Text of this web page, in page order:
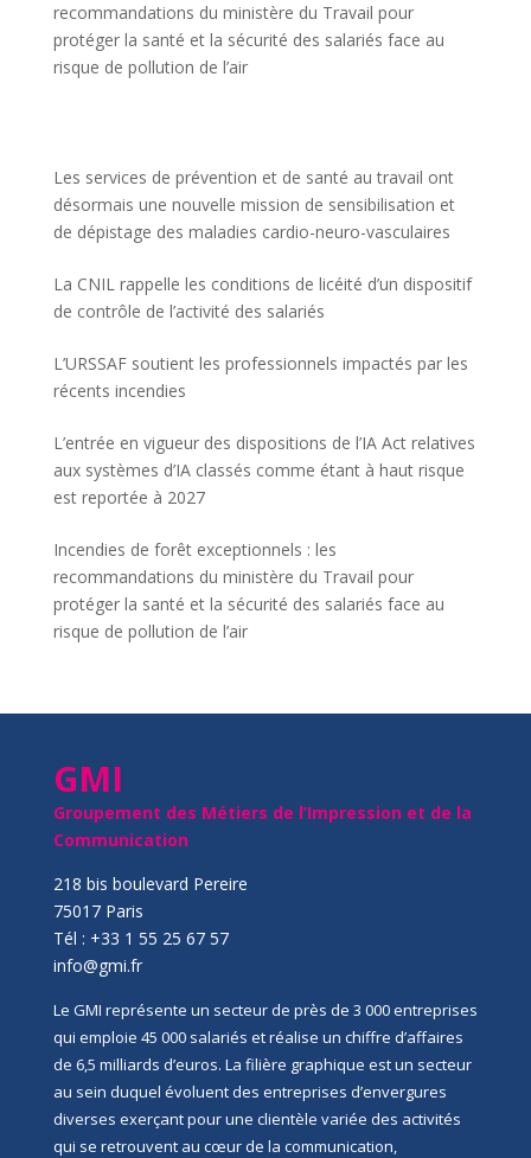
recommandations du ministère du Travail pour
protéger la santé et la sécurité des salariés face au
risque de pollution de l’air
Les services de prévention et de santé au travail ont
désormais une nouvelle mission de sensibilisation et
de dépistage des maladies cardio-neuro-vasculaires
La CNIL rappelle les conditions de licéité d’un dispositif
de contrôle de l’activité des salariés
L’URSSAF soutient les professionnels impactés par les
récents incendies
L’entrée en vigueur des dispositions de l’IA Act relatives
aux systèmes d’IA classés comme étant à haut risque
est reportée à 2027
Incendies de forêt exceptionnels : les
recommandations du ministère du Travail pour
protéger la santé et la sécurité des salariés face au
risque de pollution de l’air
GMI
Groupement des Métiers de l’Impression et de la
Communication
218 bis boulevard Pereire
75017 Paris
Tél : +33 1 55 25 67 57
info@gmi.fr
Le GMI représente un secteur de près de 3 000 entreprises
qui emploie 45 000 salariés et réalise un chiffre d’affaires
de 6,5 milliards d’euros. La filière graphique est un secteur
au sein duquel évoluent des entreprises d’envergures
diverses exerçant pour une clientèle variée des activités
qui se retrouvent au cœur de la communication,